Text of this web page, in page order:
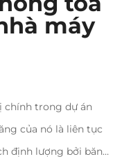
máy
chính trong dự án
của nó là liên tục
định lượng bởi băng